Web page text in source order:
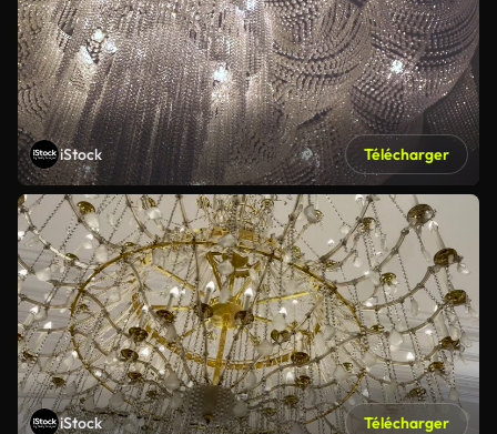
iStock Télécharger
iStock Télécharger